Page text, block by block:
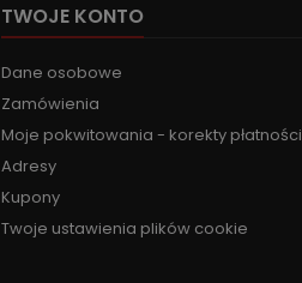
TWOJE KONTO
Dane osobowe
Zamówienia
Moje pokwitowania - korekty płatności
Adresy
Kupony
Twoje ustawienia plików cookie